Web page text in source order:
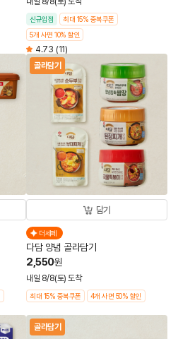
신규입점
최대 15% 중복쿠폰
5개 사면 10% 할인
4.73 (11)
골라담기
담기
더세페
다담 양념 골라담기
2,550원
내일 8/8(토) 도착
최대 15% 중복쿠폰 4개 사면 50% 할인
골라담기